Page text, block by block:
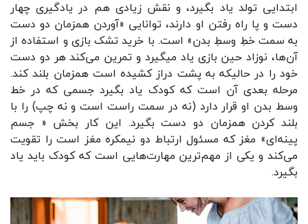
ابتدایی تولد یاد بگیرد، و نقش زیادی هم در یادگیری چهار
دست و پا راه رفتن او دارند، توانایی «آوردن همزمان دو دست
به سمت خطِ وسطِ بدن» است. با خرید تشک بازی و استفاده از
آن‌ها، نوزاد حین بازی یاد میگیرد و تمرین می‌کند هر دو دست
خود را در حالیکه به پشت دراز کشیده است همزمان بلند کند.
مرحله بعدی آن است که کودک یاد بگیرد جسمی که در خط
وسط بدن او قرار دارد (نه در سمت راست است و نه چپ) را با
بلند کردن همزمان دو دست بگیرد. این کار بخش « جسم
پینه‌ای»‌ مغز که مسئول ارتباط دو نیمکره مغز است را تقویت
می‌کند و یکی از مهم‌ترین مهارت‌هایی است که کودک باید یاد
بگیرد.